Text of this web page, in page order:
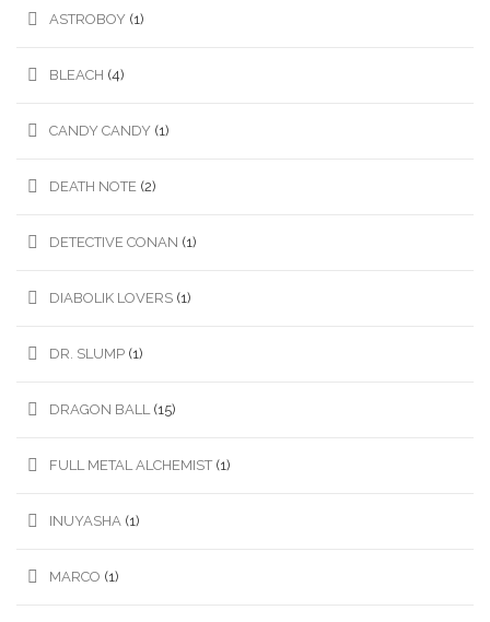
ASTROBOY (1)
BLEACH (4)
CANDY CANDY (1)
DEATH NOTE (2)
DETECTIVE CONAN (1)
DIABOLIK LOVERS (1)
DR. SLUMP (1)
DRAGON BALL (15)
FULL METAL ALCHEMIST (1)
INUYASHA (1)
MARCO (1)